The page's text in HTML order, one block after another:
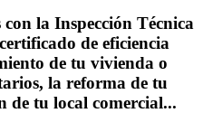
la Inspección Técnica
de eficiencia
de tu vivienda o
la reforma de tu
de tu local comercial...